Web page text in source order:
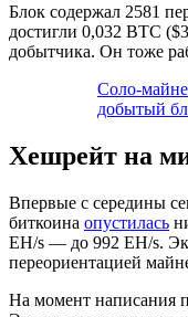
Блок содержал 2581
достигли 0,032 BTC
добытчика. Он тоже
Соло-
добытый
Хешрейт на
Впервые с середины
биткоина опустилась
EH/s — до 992 EH/s.
переориентацией
На момент написания